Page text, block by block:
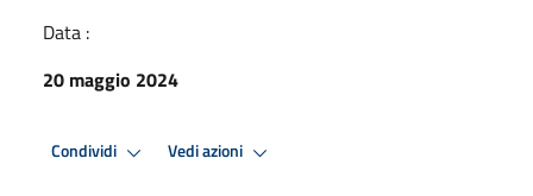
Data :
20 maggio 2024
Condividi Vedi azioni